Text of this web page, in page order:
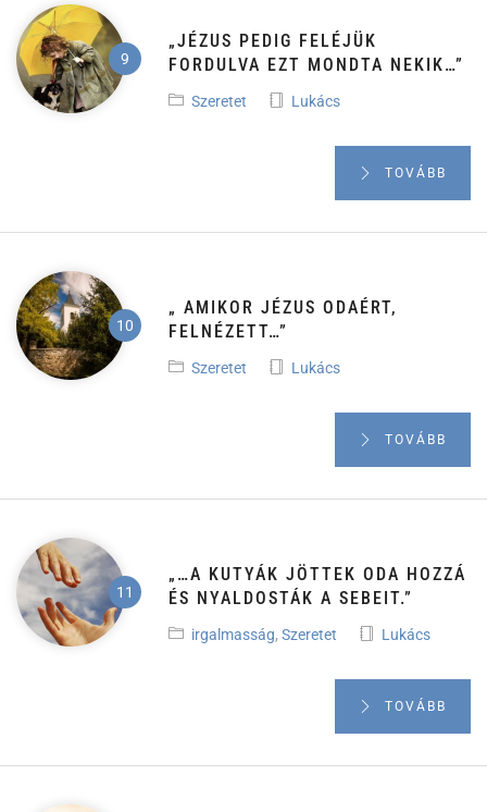
„JÉZUS PEDIG FELÉJÜK
FORDULVA EZT MONDTA NEKIK…”
Szeretet Lukács
TOVÁBB
„ AMIKOR JÉZUS ODAÉRT,
FELNÉZETT…”
Szeretet Lukács
TOVÁBB
„…A KUTYÁK JÖTTEK ODA HOZZÁ
ÉS NYALDOSTÁK A SEBEIT.”
irgalmasság, Szeretet Lukács
TOVÁBB